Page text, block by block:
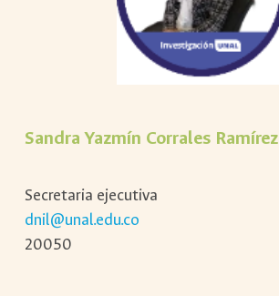
Sandra Yazmín Corrales Ramírez
Secretaria ejecutiva
dnil@unal.edu.co
20050